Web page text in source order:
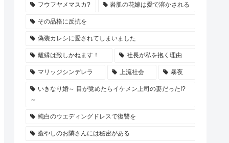
フウフヤメマスカ? 岩肌の花嫁は愛で溶かされる
その品格に反抗を
偽装カレシに愛されてしまいました
離縁は致しかねます！ 社長が私を抱く理由
マリッジシンデレラ 上流社会 暴夜
いきなり婚～ 目が覚めたらイケメン上司の妻だった!?
～
純白のウエディングドレスで復讐を
癒やしのお隣さんには秘密がある